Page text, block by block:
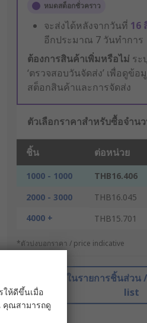
หมดสต็อกชั่วคราว
จะส่งได้หลังจากวันที่ 16
อีกประมาณ 7 วันทำการ
ต้องการสินค้าเพิ่มหรือไม่ ระ
‘ตรวจสอบวันจัดส่ง’ เพื่อดูข้อ
สต็อกสินค้าและการจัดส่ง
ตัวเลือกราคาสำหรับซื้อจำน
ชิ้น ต่อหน่วย
1000 - 1000 THB16.406
2000 - 3000
THB16.045
4000 +
THB15.701
*ตัวบ่งบอกราคา / price indicative
บันทึกในรายการชิ้นส่ว
list
ให้ดีขึ้นเมื่อ
คุณสามารถดู